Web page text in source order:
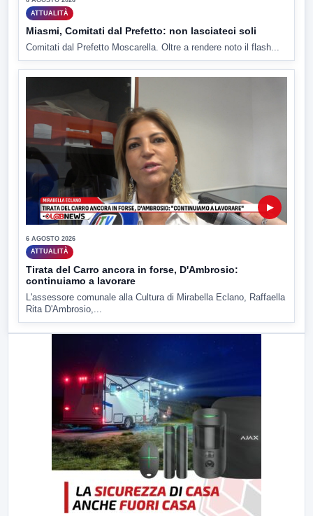
ATTUALITÀ
Miasmi, Comitati dal Prefetto: non lasciateci soli
Comitati dal Prefetto Moscarella. Oltre a rendere noto il flash...
▶
6 AGOSTO 2026
ATTUALITÀ
Tirata del Carro ancora in forse, D'Ambrosio:
continuiamo a lavorare
L'assessore comunale alla Cultura di Mirabella Eclano, Raffaella
Rita D'Ambrosio,...